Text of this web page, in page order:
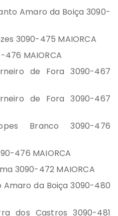
Amaro da Boiça 3090-
3090-475 MAIORCA
476 MAIORCA
de Fora 3090-467
de Fora 3090-467
Branco 3090-476
476 MAIORCA
3090-472 MAIORCA
Amaro da Boiça 3090-480
dos Castros 3090-481